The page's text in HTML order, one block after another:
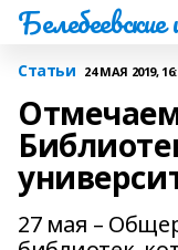
Статьи 24 МАЯ 2019,
27 мая –